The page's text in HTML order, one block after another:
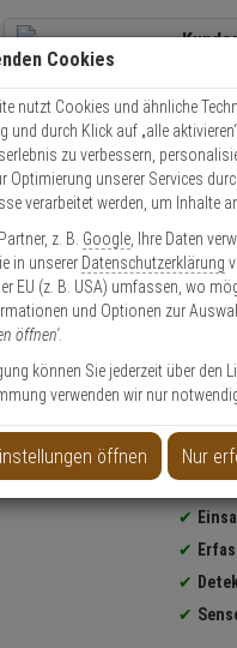
Kontaktservice
Mo. - Do.: 8:00 - 16:30 Fr. 8:00 -
Zutritt
3020/5-IP-BOX PIR
Cookies
nutzt Cookies und ähnliche
und durch Klick auf „alle
zu verbessern,
Optimierung unserer Services
verarbeitet werden, um Inhalte
z. B. Google , Ihre Daten
in unserer Datenschutzerklärung
EU (z. B. USA) umfassen, wo
und Optionen zur
öffnen'.
können Sie jederzeit über den
verwenden wir nur
öffnen Nur